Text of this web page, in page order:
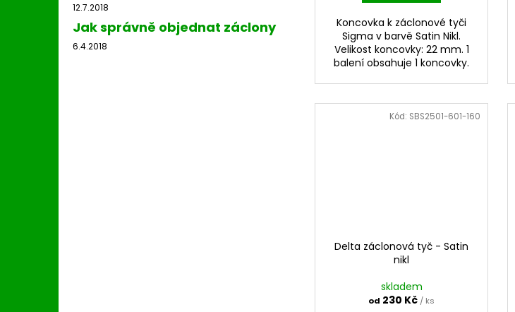
12.7.2018
Jak správně objednat záclony
6.4.2018
Koncovka k záclonové tyči
Sigma v barvě Satin Nikl.
Velikost koncovky: 22 mm. 1
balení obsahuje 1 koncovky.
Delta záclonová tyč - Satin
nikl
skladem
od 230 Kč / ks
Kód: SBS2501-601-160